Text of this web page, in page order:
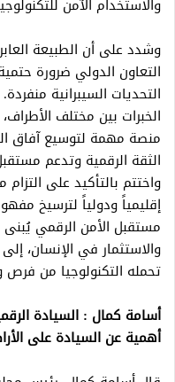
والاستخدام الآمن
وشدد على أن الطبيعة
التعاون الدولي ضرورة
التحديات السيبرانية
منصة مهمة لتوسيع آفاق
الثقة الرقمية وتدعم
واختتم بالتأكيد على
إقليمياً ودولياً لترسيخ
مستقبل الأمن الرقمي يُبنى
والاستثمار في الإنسان،
تحمله التكنولوجيا من فرص
أسامة كمال : السيادة
أهمية عن السيادة على